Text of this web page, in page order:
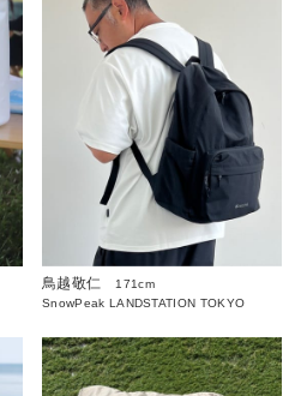
鳥越敬仁
171cm
SnowPeak LANDSTATION TOKYO